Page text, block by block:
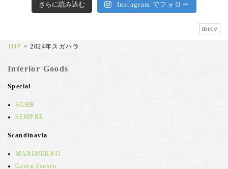
さらに読み込む Instagram でフォロー
more
TOP >2024年スガハラ
Interior Goods
Special
SGHR
SEMPRE
Scandinavia
MARIMEKKO
Georg Jensen